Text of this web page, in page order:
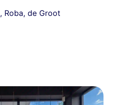
, Roba,de Groot